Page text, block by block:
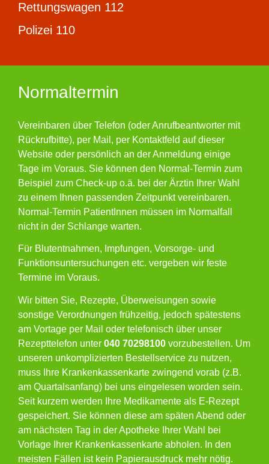
Rettungswagen 112
Polizei 110
Normaltermin
Vereinbaren über Telefon (oder Anrufbeantworter mit
Rückrufbitte), per Mail, per Kontaktfeld auf dieser
Website oder persönlich an der Anmeldung einige
Tage im Voraus. Sie können den Normal-Termin zum
Beispiel zum Check-up o.ä. bei der Ärztin Ihrer Wahl
zu einem Ihnen passenden Zeitpunkt vereinbaren.
Normal-Termin PatientInnen müssen im Normalfall
nicht in der Schlange warten.
Für Blut­entnahmen, Impfungen, Vorsorge- und
Funktions­untersuchungen etc. vergeben wir feste
Termine im Voraus.
Wir bitten Sie, Rezepte, Überweisungen sowie
sonstige Verordnungen frühzeitig, jedoch spätestens
am Vortage per Mail oder telefonisch über unser
Rezepttelefon unter 040 70298100 vorzubestellen. Um
unseren unkomplizierten Bestellservice zu nutzen,
muss Ihre Krankenkassenkarte zwingend vorab (z.B.
am Quartalsanfang) bei uns eingelesen worden sein.
Seit kurzem werden Ihre Medikamente als E-Rezept
gespeichert. Sie können diese am späten Abend oder
am nächsten Tag in der Apotheke Ihrer Wahl bei
Vorlage Ihrer Krankenkassenkarte abholen. In den
meisten Fällen ist kein Papierausdruck mehr nötig.